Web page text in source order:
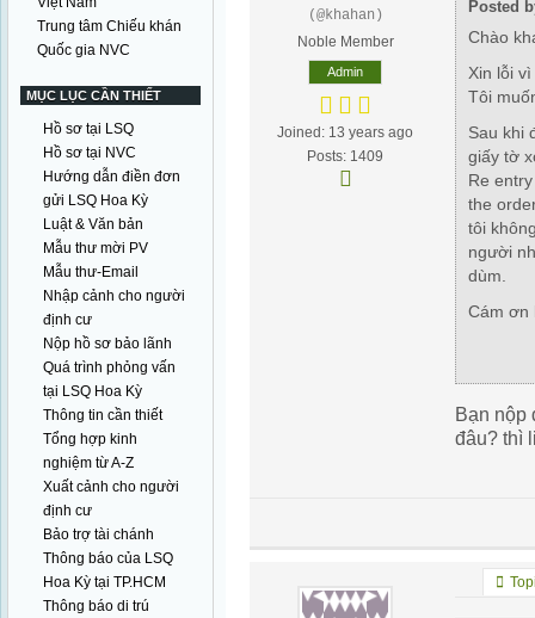
Trung tâm Chiếu khán
Quốc gia NVC
MỤC LỤC CẦN THIẾT
Hồ sơ tại LSQ
Hồ sơ tại NVC
Hướng dẫn điền đơn
gửi LSQ Hoa Kỳ
Luật & Văn bản
Mẫu thư mời PV
Mẫu thư-Email
Nhập cảnh cho người
định cư
Nộp hồ sơ bảo lãnh
Quá trình phỏng vấn
tại LSQ Hoa Kỳ
Thông tin cần thiết
Tổng hợp kinh
nghiệm từ A-Z
Xuất cảnh cho người
định cư
Bảo trợ tài chánh
Thông báo của LSQ
Hoa Kỳ tại TP.HCM
Thông báo di trú
(@khahan)
Noble Member
Admin
Joined: 13 years ago
Posts: 1409
Posted
Chào
Xin lỗi
Tôi
Sau khi
giấy tờ
Re
the
tôi
người
dùm.
Cám ơn
Bạn nộp
đâu? thì